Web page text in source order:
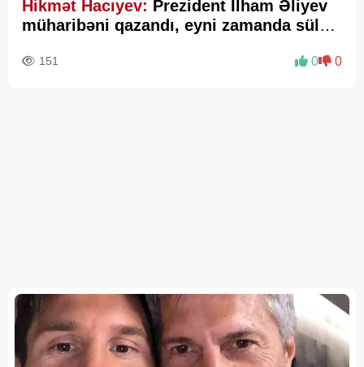
Hikmət Hacıyev: Prezident İlham Əliyev
müharibəni qazandı, eyni zamanda sülhü
151 0 0